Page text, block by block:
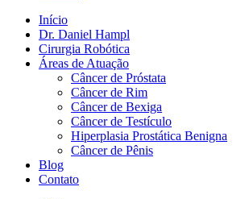
Início
Dr. Daniel Hampl
Cirurgia Robótica
Áreas de Atuação
Câncer de Próstata
Câncer de Rim
Câncer de Bexiga
Câncer de Testículo
Hiperplasia Prostática Benigna
Câncer de Pênis
Blog
Contato